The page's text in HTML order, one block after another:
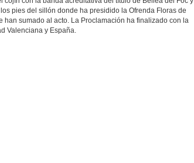
pies del sillón donde ha presidido la Ofrenda Floras de
han sumado al acto. La Proclamación ha finalizado con la
Valenciana y España.